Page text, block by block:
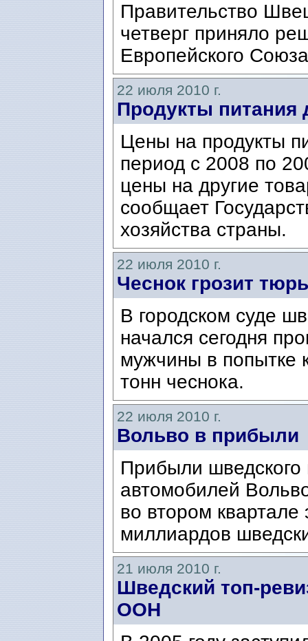
Правительство
четверг приняло
Европейского
22 июля 2010 г.
Продукты
Цены на продукты
период с 2008 по
цены на другие
сообщает
хозяйства страны.
22 июля 2010 г.
Чеснок грозит
В городском суде
начался сегодня
мужчины в попытке
тонн чеснока.
22 июля 2010 г.
Вольво в прибыли
Прибыли шведского
автомобилей
во втором квартале
миллиардов
21 июля 2010 г.
Шведский топ-
ООН